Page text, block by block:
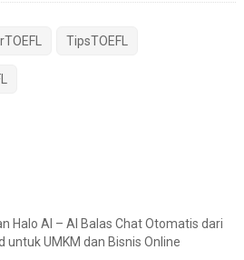
TipsTOEFL
Halo AI – AI Balas Chat Otomatis dari
untuk UMKM dan Bisnis Online